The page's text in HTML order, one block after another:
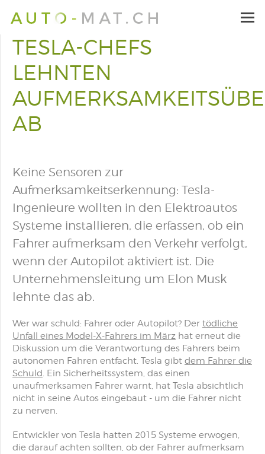
TESLA-CHEFS
LEHNTEN
AB
Keine Sensoren zur
Aufmerksamkeitserkennung: Tesla-
Ingenieure wollten in den Elektroautos
Systeme installieren, die erfassen, ob ein
Fahrer aufmerksam den Verkehr verfolgt,
wenn der Autopilot aktiviert ist. Die
Unternehmensleitung um Elon Musk
lehnte das ab.
Wer war schuld: Fahrer oder Autopilot? Der tödliche
Unfall eines Model-X-Fahrers im März hat erneut die
Diskussion um die Verantwortung des Fahrers beim
autonomen Fahren entfacht. Tesla gibt dem Fahrer die
Schuld. Ein Sicherheitssystem, das einen
unaufmerksamen Fahrer warnt, hat Tesla absichtlich
nicht in seine Autos eingebaut - um die Fahrer nicht
zu nerven.
Entwickler von Tesla hatten 2015 Systeme erwogen,
die darauf achten sollten, ob der Fahrer aufmerksam